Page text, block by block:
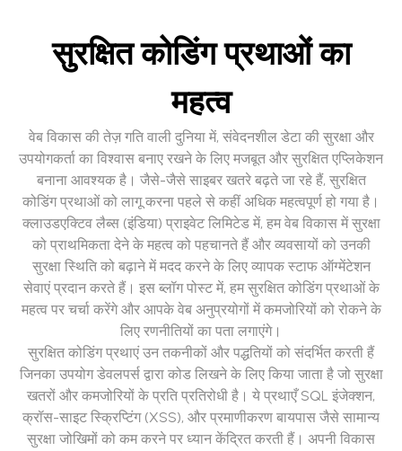
सुरक्षित कोडिंग प्रथाओं का
महत्व
वेब विकास की तेज़ गति वाली दुनिया में, संवेदनशील डेटा की सुरक्षा और
उपयोगकर्ता का विश्वास बनाए रखने के लिए मजबूत और सुरक्षित एप्लिकेशन
बनाना आवश्यक है। जैसे-जैसे साइबर खतरे बढ़ते जा रहे हैं, सुरक्षित
कोडिंग प्रथाओं को लागू करना पहले से कहीं अधिक महत्वपूर्ण हो गया है।
क्लाउडएक्टिव लैब्स (इंडिया) प्राइवेट लिमिटेड में, हम वेब विकास में सुरक्षा
को प्राथमिकता देने के महत्व को पहचानते हैं और व्यवसायों को उनकी
सुरक्षा स्थिति को बढ़ाने में मदद करने के लिए व्यापक स्टाफ ऑग्मेंटेशन
सेवाएं प्रदान करते हैं। इस ब्लॉग पोस्ट में, हम सुरक्षित कोडिंग प्रथाओं के
महत्व पर चर्चा करेंगे और आपके वेब अनुप्रयोगों में कमजोरियों को रोकने के
लिए रणनीतियों का पता लगाएंगे।
सुरक्षित कोडिंग प्रथाएं उन तकनीकों और पद्धतियों को संदर्भित करती हैं
जिनका उपयोग डेवलपर्स द्वारा कोड लिखने के लिए किया जाता है जो सुरक्षा
खतरों और कमजोरियों के प्रति प्रतिरोधी है। ये प्रथाएँ SQL इंजेक्शन,
क्रॉस-साइट स्क्रिप्टिंग (XSS), और प्रमाणीकरण बायपास जैसे सामान्य
सुरक्षा जोखिमों को कम करने पर ध्यान केंद्रित करती हैं। अपनी विकास